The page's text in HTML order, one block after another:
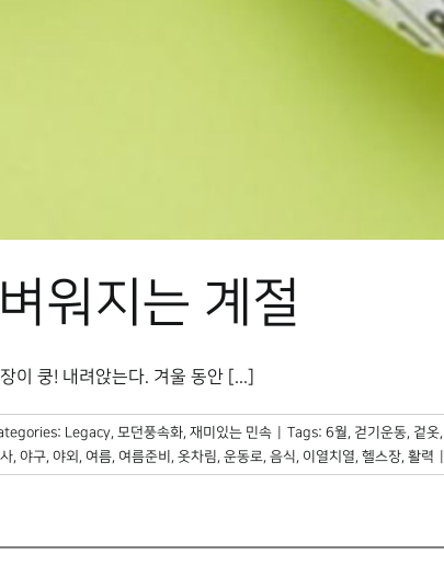
워지는 계절
이 쿵! 내려앉는다. 겨울 동안 [...]
Legacy, 모던풍속화, 재미있는 민속 Tags: 6월, 걷기운동, 겉옷,
, 야구, 야외 , 여름, 여름준비 , 옷차림, 운동로, 음식, 이열치열, 헬스장, 활력